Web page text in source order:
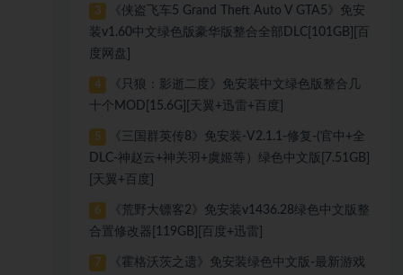
3
《侠盗飞车5 Grand Theft Auto V GTA5》免安
装v1.60中文绿色版豪华版整合全部DLC[101GB][百
度网盘]
4
《只狼：影逝二度》免安装中文绿色版整合几
十个MOD[15.6G][天翼+迅雷+百度]
5
《三国群英传8》免安装-V2.1.1-修复-(官中+全
DLC-神赵云+神关羽+虞姬等）绿色中文版[7.51GB]
[天翼+百度]
6
《荒野大镖客2》免安装v1436.28绿色中文版整
合置修改器[119GB][百度+迅雷]
7 《霍格沃茨之遗》免安装绿色中文版-最新游戏